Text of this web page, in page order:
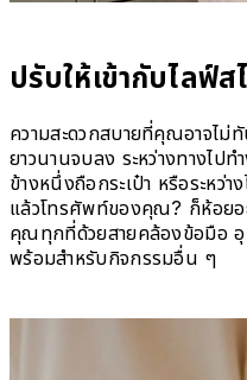
ปรับให้เข้ากับไลฟ์
ความสะดวกสบายที่คุณอาจไ
ยาวนานจบลง ระหว่างทางไป
ข้างหนึ่งถือกระเป๋า หรือระหว่
แล้วโทรศัพท์ของคุณ? ก็ห้อย
คุณทุกที่ด้วยสายคล้องข้อมือ
พร้อมสำหรับกิจกรรมอื่น ๆ